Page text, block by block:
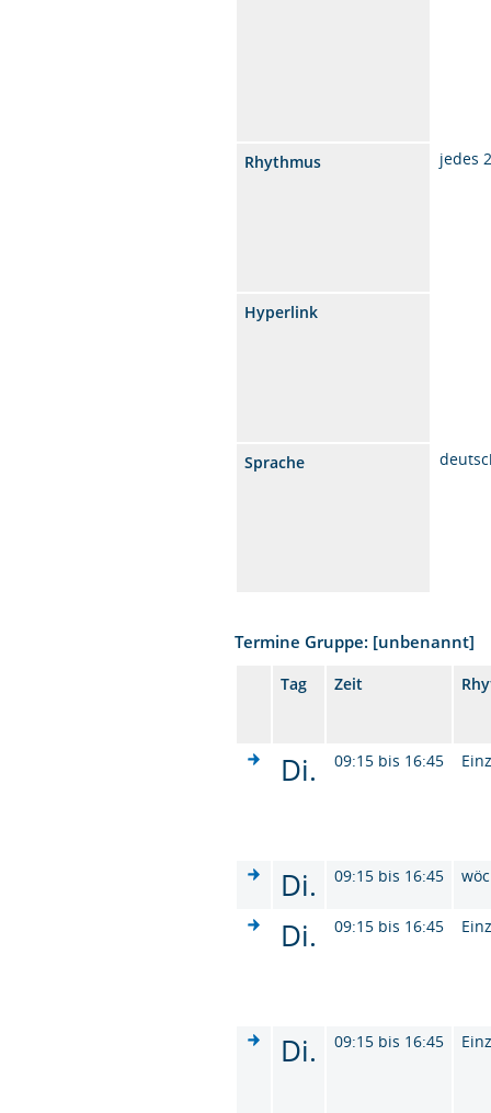
Rhythmus jedes
Hyperlink
Sprache
Termine Gruppe: [unbenannt]
Tag Zeit
Di. 09:15 bis 16:45
Di. 09:15 bis 16:45
Di. 09:15 bis 16:45
Di. 09:15 bis 16:45